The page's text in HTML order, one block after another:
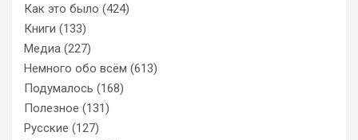
Как это было (424)
Книги (133)
Медиа (227)
Немного обо всём (613)
Подумалось (168)
Полезное (131)
Русские (127)